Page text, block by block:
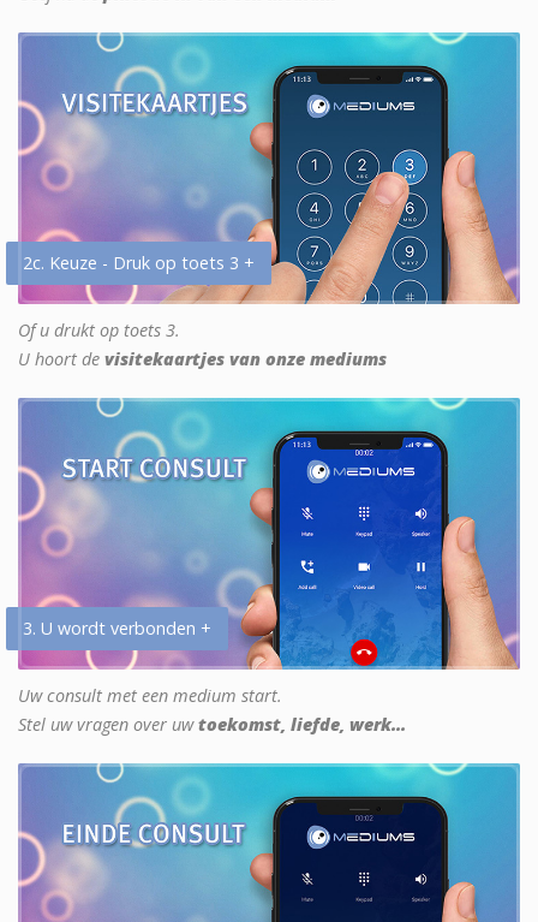
2c. Keuze - Druk op toets 3 +
Of u drukt op toets 3.
U hoort de visitekaartjes van onze mediums
3. U wordt verbonden +
Uw consult met een medium start.
Stel uw vragen over uwtoekomst, liefde, werk...